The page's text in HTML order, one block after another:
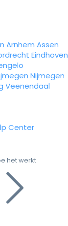
Arnhem Assen
Eindhoven
Nijmegen
Veenendaal
Center
het werkt